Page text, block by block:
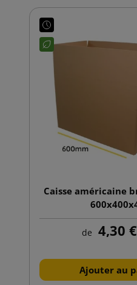
Caisse américaine
de 4,30 €
Ajouter au